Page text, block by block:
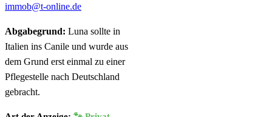
immob@t-online.de
Abgabegrund: Luna sollte in
Italien ins Canile und wurde aus
dem Grund erst einmal zu einer
Pflegestelle nach Deutschland
gebracht.